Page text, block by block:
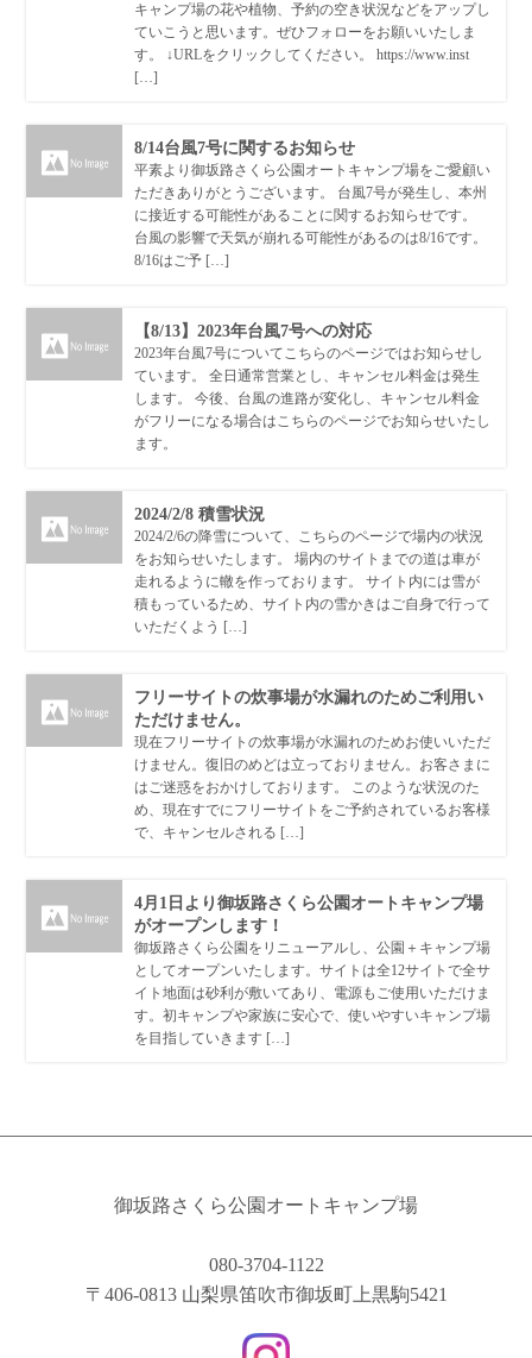
キャンプ場の花や植物、予約の空き状況などをアップし
ていこうと思います。ぜひフォローをお願いいたしま
す。 ↓URLをクリックしてください。 https://www.inst
[…]
8/14台風7号に関するお知らせ
平素より御坂路さくら公園オートキャンプ場をご愛顧い
ただきありがとうございます。 台風7号が発生し、本州
に接近する可能性があることに関するお知らせです。
台風の影響で天気が崩れる可能性があるのは8/16です。
8/16はご予 […]
【8/13】2023年台風7号への対応
2023年台風7号についてこちらのページではお知らせし
ています。 全日通常営業とし、キャンセル料金は発生
します。 今後、台風の進路が変化し、キャンセル料金
がフリーになる場合はこちらのページでお知らせいたし
ます。
2024/2/8 積雪状況
2024/2/6の降雪について、こちらのページで場内の状況
をお知らせいたします。 場内のサイトまでの道は車が
走れるように轍を作っております。 サイト内には雪が
積もっているため、サイト内の雪かきはご自身で行って
いただくよう […]
フリーサイトの炊事場が水漏れのためご利用い
ただけません。
現在フリーサイトの炊事場が水漏れのためお使いいただ
けません。復旧のめどは立っておりません。お客さまに
はご迷惑をおかけしております。 このような状況のた
め、現在すでにフリーサイトをご予約されているお客様
で、キャンセルされる […]
4月1日より御坂路さくら公園オートキャンプ場
がオープンします！
御坂路さくら公園をリニューアルし、公園＋キャンプ場
としてオープンいたします。サイトは全12サイトで全サ
イト地面は砂利が敷いてあり、電源もご使用いただけま
す。初キャンプや家族に安心で、使いやすいキャンプ場
を目指していきます […]
御坂路さくら公園オートキャンプ場
080-3704-1122
〒406-0813 山梨県笛吹市御坂町上黒駒5421